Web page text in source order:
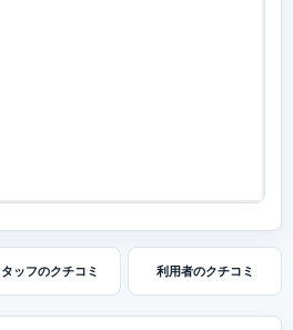
ッフのクチコミ 利用者のクチコミ